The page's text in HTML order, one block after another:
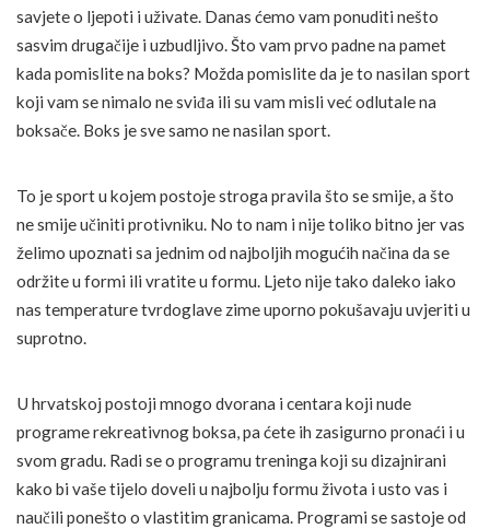
savjete o ljepoti i uživate. Danas ćemo vam ponuditi nešto
sasvim drugačije i uzbudljivo. Što vam prvo padne na pamet
kada pomislite na boks? Možda pomislite da je to nasilan sport
koji vam se nimalo ne sviđa ili su vam misli već odlutale na
boksače. Boks je sve samo ne nasilan sport.
To je sport u kojem postoje stroga pravila što se smije, a što
ne smije učiniti protivniku. No to nam i nije toliko bitno jer vas
želimo upoznati sa jednim od najboljih mogućih načina da se
održite u formi ili vratite u formu. Ljeto nije tako daleko iako
nas temperature tvrdoglave zime uporno pokušavaju uvjeriti u
suprotno.
U hrvatskoj postoji mnogo dvorana i centara koji nude
programe rekreativnog boksa, pa ćete ih zasigurno pronaći i u
svom gradu. Radi se o programu treninga koji su dizajnirani
kako bi vaše tijelo doveli u najbolju formu života i usto vas i
naučili ponešto o vlastitim granicama. Programi se sastoje od